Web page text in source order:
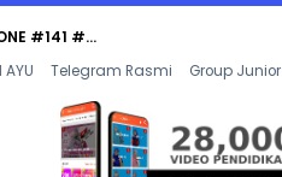
#141 #...
Telegram Rasmi Group Junior